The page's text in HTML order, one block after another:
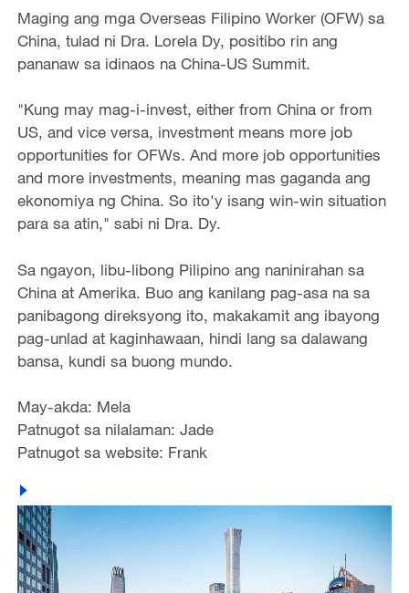
Maging ang mga Overseas Filipino Worker (OFW) sa
China, tulad ni Dra. Lorela Dy, positibo rin ang
pananaw sa idinaos na China-US Summit.
"Kung may mag-i-invest, either from China or from
US, and vice versa, investment means more job
opportunities for OFWs. And more job opportunities
and more investments, meaning mas gaganda ang
ekonomiya ng China. So ito'y isang win-win situation
para sa atin," sabi ni Dra. Dy.
Sa ngayon, libu-libong Pilipino ang naninirahan sa
China at Amerika. Buo ang kanilang pag-asa na sa
panibagong direksyong ito, makakamit ang ibayong
pag-unlad at kaginhawaan, hindi lang sa dalawang
bansa, kundi sa buong mundo.
May-akda: Mela
Patnugot sa nilalaman: Jade
Patnugot sa website: Frank